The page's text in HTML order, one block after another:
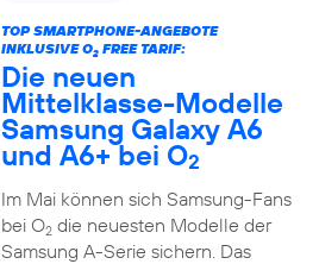
TOP SMARTPHONE-ANGEBOTE
INKLUSIVE O2FREE TARIF:
Die neuen
Mittelklasse-Modelle
Samsung Galaxy A6
und A6+ bei O2
Im Mai können sich Samsung-Fans
bei O2die neuesten Modelle der
Samsung A-Serie sichern. Das